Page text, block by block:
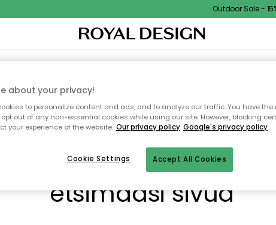
Outdoor Sale -
SISUSTUSTEKSTIILIT & MATOTKEITTIÖSÄILYTYSULKOKALUSTEET
Emme valitettavasti
etsimääsi sivua
about your privacy!
to personalize content and ads, and to analyze our traffic. You have
out of any non-essential cookies while using our site. However, blocking
your experience of the website. Our privacy policy Google's privacy policy
Accept All Cookies
Cookie Settings